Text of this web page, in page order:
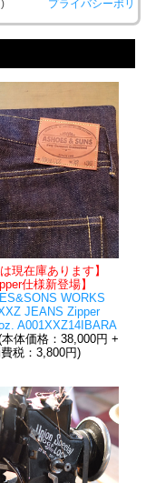
休日) プライバシーポリ
は現在庫あります】
仕様新登場】
WORKS
JEANS Zipper
A001XXZ14IBARA
本体価格：38,000円 +
税：3,800円)